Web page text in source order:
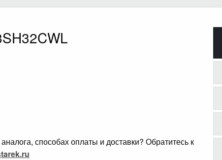
способах оплаты и доставки? Обратитесь к